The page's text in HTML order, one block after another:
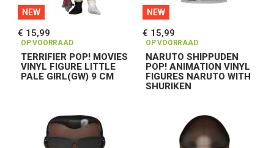
NEW
TERRIFIER POP! MOVIES
VINYL FIGURE LITTLE
PALE GIRL(GW) 9 CM
€ 15,99
OP VOORRAAD
NEW
NARUTO SHIPPUDEN
POP! ANIMATION VINYL
FIGURES NARUTO WITH
SHURIKEN
€ 15,99
OP VOORRAAD